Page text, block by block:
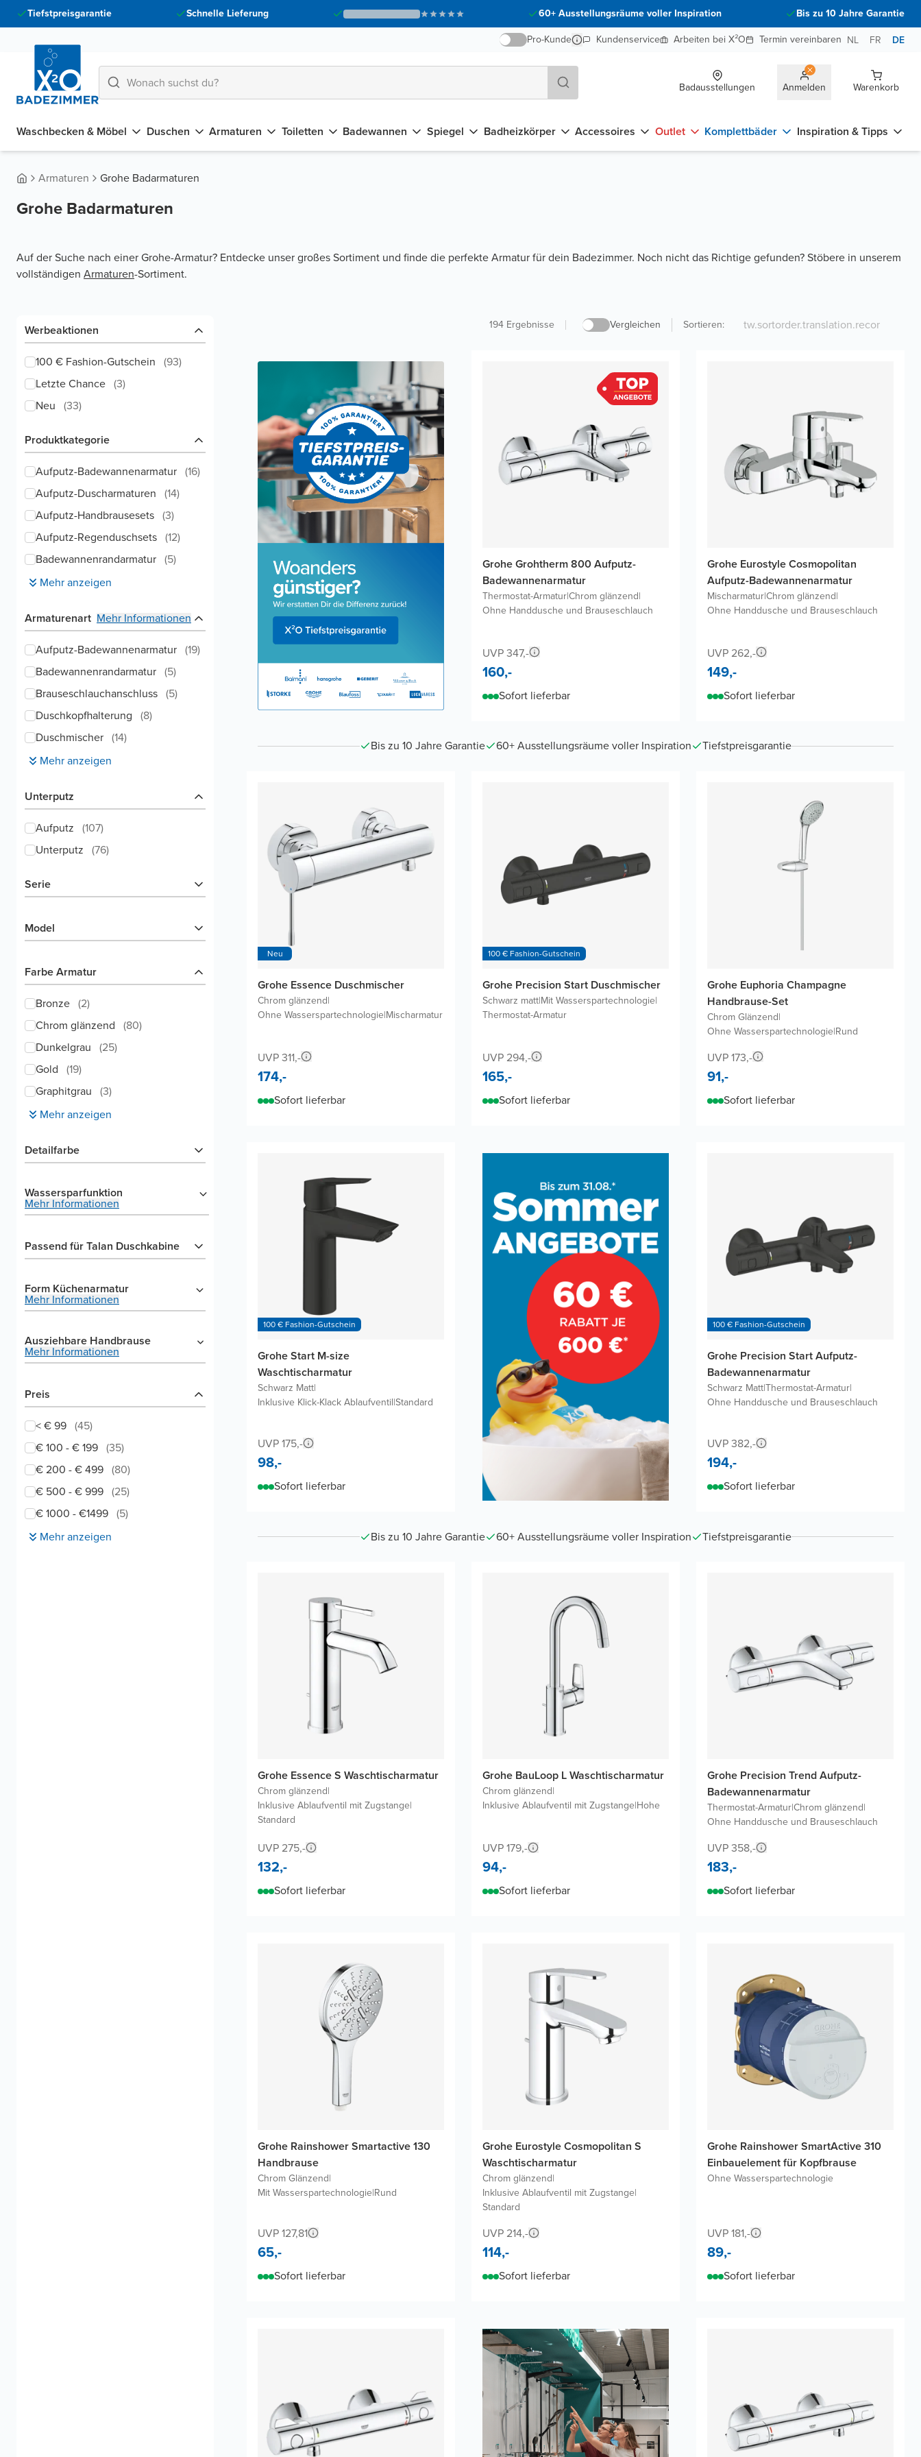
Tiefstpreisgarantie Schnelle Lieferung 60+ Ausstellungsräume voller Inspiration
Bis zu 10 Jahre Garantie
Pro-Kunde
Kundenservice Arbeiten bei X²O Termin vereinbaren NL FR DE
Badausstellungen Anmelden Warenkorb
Waschbecken & Möbel Duschen Armaturen Toiletten Badewannen Spiegel Badheizkörper Accessoires Outlet Komplettbäder Inspiration & Tipps
Armaturen Grohe Badarmaturen
Grohe Badarmaturen
Auf der Suche nach einer Grohe-Armatur? Entdecke unser großes Sortiment und finde die perfekte Armatur für dein Badezimmer. Noch nicht das Richtige gefunden? Stöbere in unserem
vollständigen Armaturen-Sortiment.
Werbeaktionen
100 € Fashion-Gutschein (93)
Letzte Chance (3)
Neu (33)
Produktkategorie
Aufputz-Badewannenarmatur (16)
Aufputz-Duscharmaturen (14)
Aufputz-Handbrausesets (3)
Aufputz-Regenduschsets (12)
Badewannenrandarmatur (5)
Mehr anzeigen
Armaturenart Mehr Informationen
Aufputz-Badewannenarmatur (19)
Badewannenrandarmatur (5)
Brauseschlauchanschluss (5)
Duschkopfhalterung (8)
Duschmischer (14)
Mehr anzeigen
Unterputz
Aufputz (107)
Unterputz (76)
Serie
Model
Farbe Armatur
Bronze (2)
Chrom glänzend (80)
Dunkelgrau (25)
Gold (19)
Graphitgrau (3)
Mehr anzeigen
Detailfarbe
Wassersparfunktion
Mehr Informationen
Passend für Talan Duschkabine
Form Küchenarmatur
Mehr Informationen
Ausziehbare Handbrause
Mehr Informationen
Preis
< € 99 (45)
€ 100 - € 199 (35)
€ 200 - € 499 (80)
€ 500 - € 999 (25)
€ 1000 - €1499 (5)
Mehr anzeigen
194 Ergebnisse Vergleichen Sortieren:
Grohe Grohtherm 800 Aufputz-
Badewannenarmatur
Thermostat-Armatur|Chrom glänzend|
Ohne Handdusche und Brauseschlauch
UVP 347,-
160,-
Sofort lieferbar
Grohe Eurostyle Cosmopolitan
Aufputz-Badewannenarmatur
Mischarmatur|Chrom glänzend|
Ohne Handdusche und Brauseschlauch
UVP 262,-
149,-
Sofort lieferbar
Bis zu 10 Jahre Garantie 60+ Ausstellungsräume voller Inspiration Tiefstpreisgarantie
Neu
Grohe Essence Duschmischer
Chrom glänzend|
Ohne Wasserspartechnologie|Mischarmatur
UVP 311,-
174,-
Sofort lieferbar
100 € Fashion-Gutschein
Grohe Precision Start Duschmischer
Schwarz matt|Mit Wasserspartechnologie|
Thermostat-Armatur
UVP 294,-
165,-
Sofort lieferbar
Grohe Euphoria Champagne
Handbrause-Set
Chrom Glänzend|
Ohne Wasserspartechnologie|Rund
UVP 173,-
91,-
Sofort lieferbar
100 € Fashion-Gutschein
Grohe Start M-size
Waschtischarmatur
Schwarz Matt|
Inklusive Klick-Klack Ablaufventil|Standard
UVP 175,-
98,-
Sofort lieferbar
100 € Fashion-Gutschein
Grohe Precision Start Aufputz-
Badewannenarmatur
Schwarz Matt|Thermostat-Armatur|
Ohne Handdusche und Brauseschlauch
UVP 382,-
194,-
Sofort lieferbar
Bis zu 10 Jahre Garantie 60+ Ausstellungsräume voller Inspiration Tiefstpreisgarantie
Grohe Essence S Waschtischarmatur
Chrom glänzend|
Inklusive Ablaufventil mit Zugstange|
Standard
UVP 275,-
132,-
Sofort lieferbar
Grohe BauLoop L Waschtischarmatur
Chrom glänzend|
Inklusive Ablaufventil mit Zugstange|Hohe
UVP 179,-
94,-
Sofort lieferbar
Grohe Precision Trend Aufputz-
Badewannenarmatur
Thermostat-Armatur|Chrom glänzend|
Ohne Handdusche und Brauseschlauch
UVP 358,-
183,-
Sofort lieferbar
Grohe Rainshower Smartactive 130
Handbrause
Chrom Glänzend|
Mit Wasserspartechnologie|Rund
UVP 127,81
65,-
Sofort lieferbar
Grohe Eurostyle Cosmopolitan S
Waschtischarmatur
Chrom glänzend|
Inklusive Ablaufventil mit Zugstange|
Standard
UVP 214,-
114,-
Sofort lieferbar
Grohe Rainshower SmartActive 310
Einbauelement für Kopfbrause
Ohne Wasserspartechnologie
UVP 181,-
89,-
Sofort lieferbar